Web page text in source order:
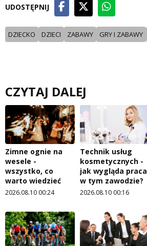
UDOSTĘPNIJ
DZIECKO DZIECI ZABAWY GRY I ZABAWY
CZYTAJ DALEJ
Zimne ognie na
wesele -
wszystko, co
warto wiedzieć
2026.08.10 00:24
Technik usług
kosmetycznych -
jak wygląda praca
w tym zawodzie?
2026.08.10 00:16